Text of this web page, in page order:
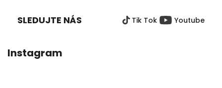
SLEDUJTE NÁS Tik Tok Youtube
Instagram